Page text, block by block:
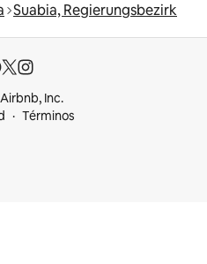
Suabia, Regierungsbezirk
Inc.
Términos